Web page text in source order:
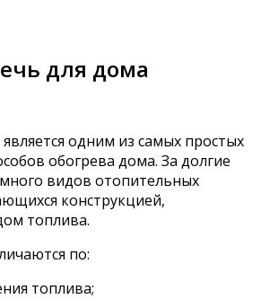
для дома
одним из самых простых
обогрева дома. За долгие
видов отопительных
конструкцией,
топлива.
по:
топлива;